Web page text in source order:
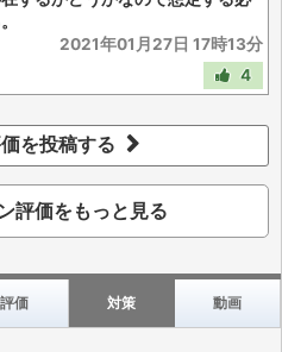
2021年01月27日 17時13分
4
を投稿する
評価をもっと見る
評価 対策 動画